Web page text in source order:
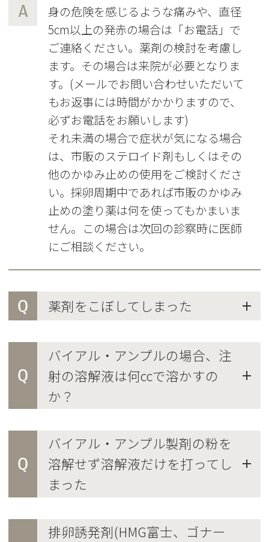
A
身の危険を感じるような痛みや、直径
5cm以上の発赤の場合は「お電話」で
ご連絡ください。薬剤の検討を考慮し
ます。その場合は来院が必要となりま
す。(メールでお問い合わせいただいて
もお返事には時間がかかりますので、
必ずお電話をお願いします)
それ未満の場合で症状が気になる場合
は、市販のステロイド剤もしくはその
他のかゆみ止めの使用をご検討くださ
い。採卵周期中であれば市販のかゆみ
止めの塗り薬は何を使ってもかまいま
せん。この場合は次回の診察時に医師
にご相談ください。
Q 薬剤をこぼしてしまった
Q
バイアル・アンプルの場合、注
射の溶解液は何ccで溶かすの
か？
Q
バイアル・アンプル製剤の粉を
溶解せず溶解液だけを打ってし
まった
排卵誘発剤(HMG富士、ゴナー